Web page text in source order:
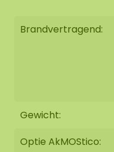
Brandvertragend:
Gewicht:
Optie AkMOStico: